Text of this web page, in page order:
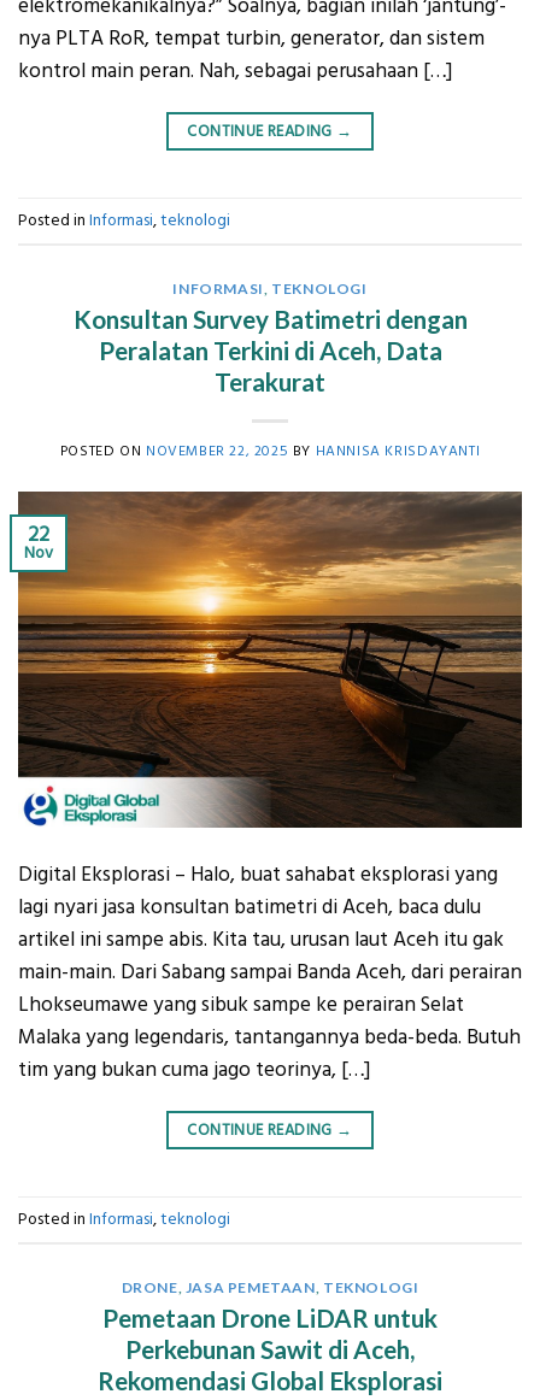
elektromekanikalnya?” Soalnya, bagian inilah ‘jantung’-
nya PLTA RoR, tempat turbin, generator, dan sistem
kontrol main peran. Nah, sebagai perusahaan […]
CONTINUE READING →
Posted in Informasi,teknologi
INFORMASI, TEKNOLOGI
Konsultan Survey Batimetri dengan
Peralatan Terkini di Aceh, Data
Terakurat
POSTED ON NOVEMBER 22, 2025 BY HANNISA KRISDAYANTI
22
Nov
Digital Eksplorasi – Halo, buat sahabat eksplorasi yang
lagi nyari jasa konsultan batimetri di Aceh, baca dulu
artikel ini sampe abis. Kita tau, urusan laut Aceh itu gak
main-main. Dari Sabang sampai Banda Aceh, dari perairan
Lhokseumawe yang sibuk sampe ke perairan Selat
Malaka yang legendaris, tantangannya beda-beda. Butuh
tim yang bukan cuma jago teorinya, […]
CONTINUE READING →
Posted in Informasi,teknologi
DRONE, JASA PEMETAAN, TEKNOLOGI
Pemetaan Drone LiDAR untuk
Perkebunan Sawit di Aceh,
Rekomendasi Global Eksplorasi